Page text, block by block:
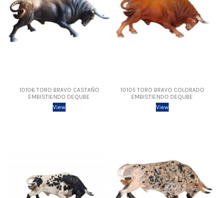
10106 TORO BRAVO CASTAÑO
EMBISTIENDO DEQUBE
View
10105 TORO BRAVO COLORADO
EMBISTIENDO DEQUBE
View